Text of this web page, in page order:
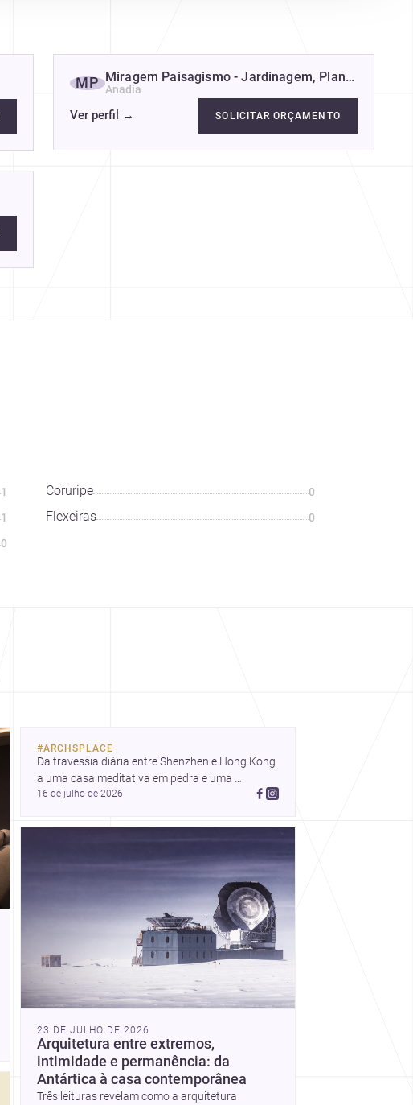
MP Miragem Paisagismo - Jardinagem, Plantas e
Anadia
Ver perfil → SOLICITAR ORÇAMENTO
1
1
0
Coruripe 0
Flexeiras 0
#ARCHSPLACE
Da travessia diária entre Shenzhen e Hong Kong
a uma casa meditativa em pedra e uma
residência que celebra a luz em Newtown, a
identidade. Descubra mais inspiração,
16 de julho de 2026
23 DE JULHO DE 2026
Arquitetura entre extremos,
intimidade e permanência: da
Antártica à casa contemporânea
Três leituras revelam como a arquitetura